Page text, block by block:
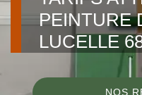
PEINTURE
LUCELLE
NOS